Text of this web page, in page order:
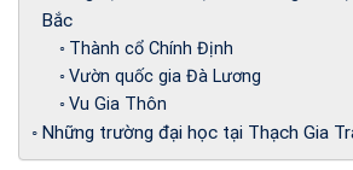
Bắc
Thành cổ Chính Định
Vườn quốc gia Đà Lương
Vu Gia Thôn
Những trường đại học tại Thạch Gia